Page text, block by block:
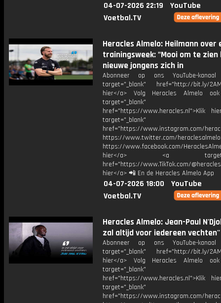
04-07-2026 22:19
YouTube
Voetbal.TV
Heracles Almelo: Heilmann over
trainingsweek: "Mooi om te zien
nieuwe jongens zich in
Abonneer op ons YouTube-
target="_blank" href="http://bit.ly/
hier</a> Volg Heracles Almelo
target="_blank"
href="https://www.heracles.nl">Klik
target="_blank"
href="https://www.instagram.com/
https://www.twitter.com/heraclesalmelo
https://www.facebook.com/
hier</a> <a
href="https://www.TikTok.com/
hier</a> 📲 En de Heracles Almelo App
04-07-2026 18:00
YouTube
Voetbal.TV
Heracles Almelo: Jean-Paul
zal altijd voor iedereen vechten''
Abonneer op ons YouTube-
target="_blank" href="http://bit.ly/
hier</a> Volg Heracles Almelo
target="_blank"
href="https://www.heracles.nl">Klik
target="_blank"
href="https://www.instagram.com/